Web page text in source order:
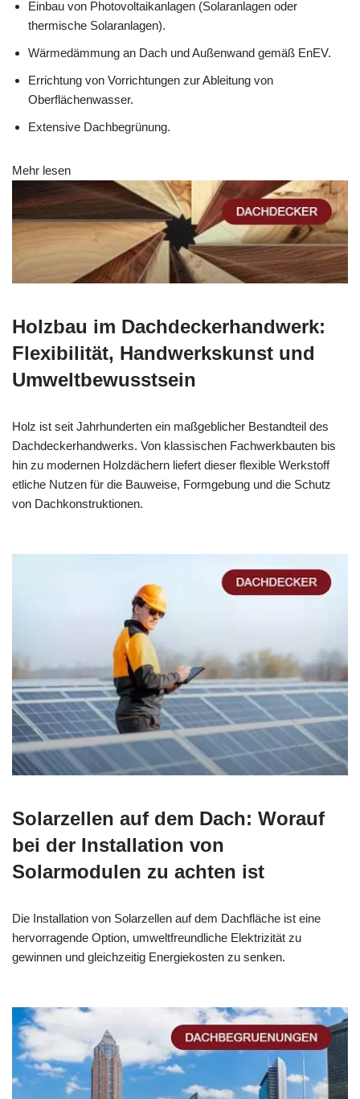
Einbau von Photovoltaikanlagen (Solaranlagen oder
thermische Solaranlagen).
Wärmedämmung an Dach und Außenwand gemäß EnEV.
Errichtung von Vorrichtungen zur Ableitung von
Oberflächenwasser.
Extensive Dachbegrünung.
Mehr lesen
Holzbau im Dachdeckerhandwerk:
Flexibilität, Handwerkskunst und
Umweltbewusstsein
Holz ist seit Jahrhunderten ein maßgeblicher Bestandteil des
Dachdeckerhandwerks. Von klassischen Fachwerkbauten bis
hin zu modernen Holzdächern liefert dieser flexible Werkstoff
etliche Nutzen für die Bauweise, Formgebung und die Schutz
von Dachkonstruktionen.
Solarzellen auf dem Dach: Worauf
bei der Installation von
Solarmodulen zu achten ist
Die Installation von Solarzellen auf dem Dachfläche ist eine
hervorragende Option, umweltfreundliche Elektrizität zu
gewinnen und gleichzeitig Energiekosten zu senken.